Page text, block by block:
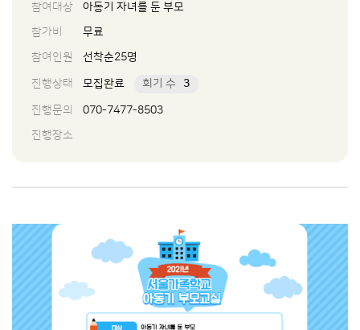
참여대상
아동기 자녀를 둔 부모
참가비
무료
참여인원
선착순25명
진행상태 모집완료 회기 수 3
진행문의
070-7477-8503
진행장소